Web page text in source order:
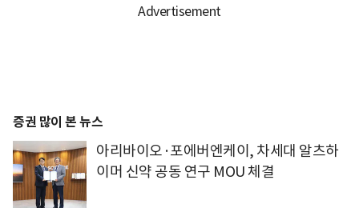
증권 많이 본 뉴스
아리바이오·포에버엔케이, 차세대 알츠하
이머 신약 공동 연구 MOU 체결